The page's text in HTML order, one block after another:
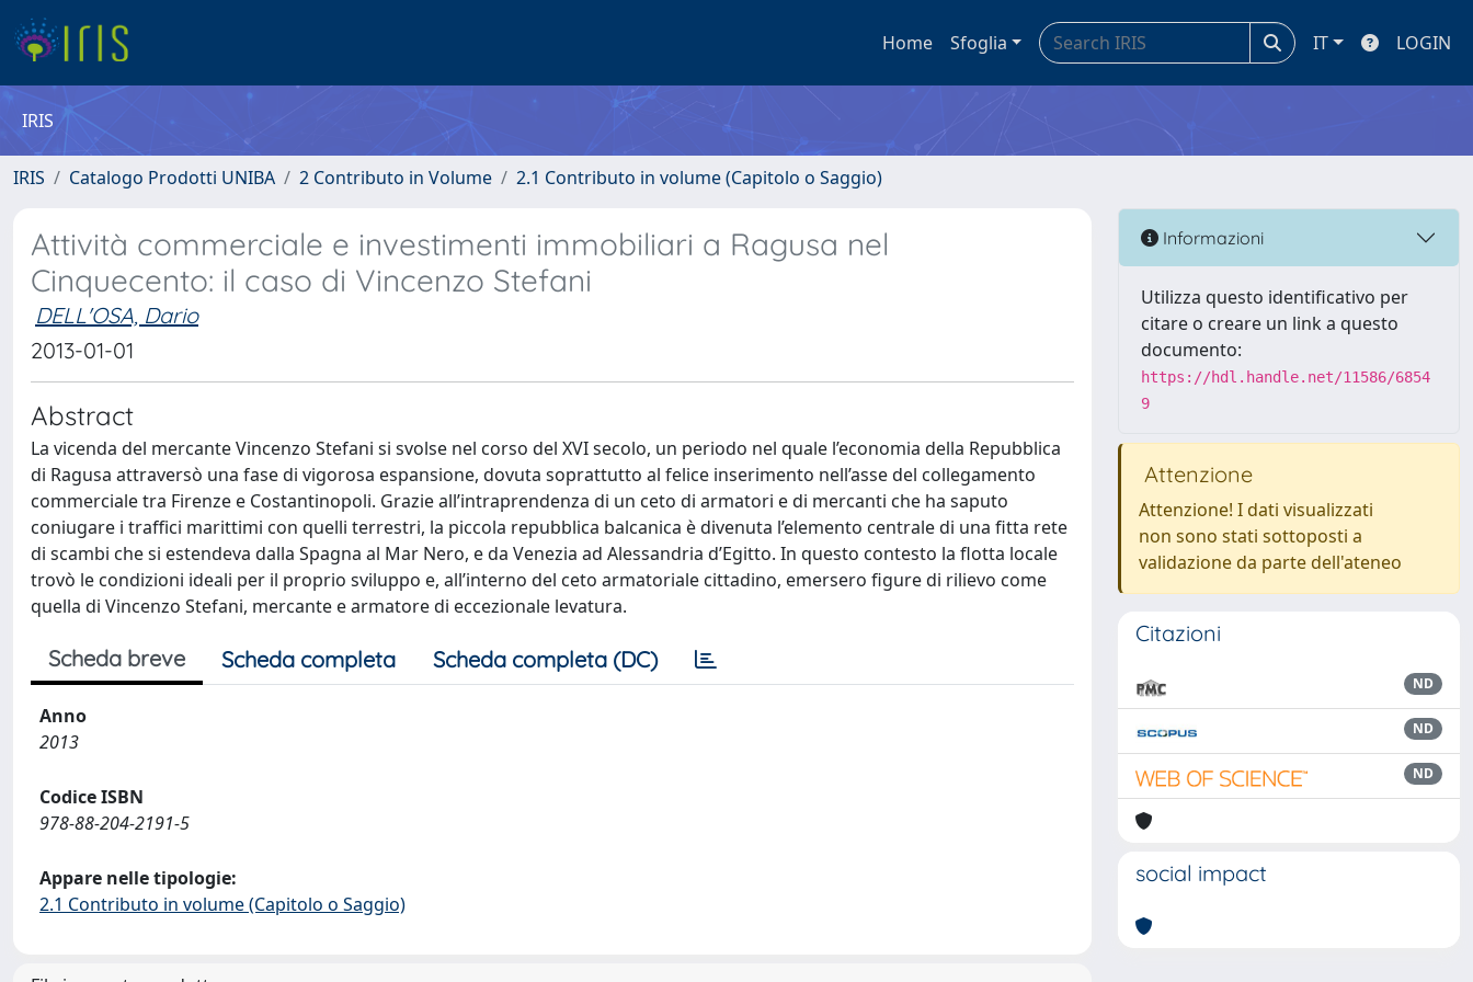
Home Sfoglia IT LOGIN
IRIS
IRIS Catalogo Prodotti UNIBA 2 Contributo in Volume 2.1 Contributo in volume (Capitolo o Saggio)
Attività commerciale e investimenti immobiliari a Ragusa nel
Cinquecento: il caso di Vincenzo Stefani
DELL'OSA, Dario
2013-01-01
Abstract
La vicenda del mercante Vincenzo Stefani si svolse nel corso del XVI secolo, un periodo nel quale l’economia della Repubblica
di Ragusa attraversò una fase di vigorosa espansione, dovuta soprattutto al felice inserimento nell’asse del collegamento
commerciale tra Firenze e Costantinopoli. Grazie all’intraprendenza di un ceto di armatori e di mercanti che ha saputo
coniugare i traffici marittimi con quelli terrestri, la piccola repubblica balcanica è divenuta l’elemento centrale di una fitta rete
di scambi che si estendeva dalla Spagna al Mar Nero, e da Venezia ad Alessandria d’Egitto. In questo contesto la flotta locale
trovò le condizioni ideali per il proprio sviluppo e, all’interno del ceto armatoriale cittadino, emersero figure di rilievo come
quella di Vincenzo Stefani, mercante e armatore di eccezionale levatura.
Scheda breve Scheda completa Scheda completa (DC)
Anno
2013
Codice ISBN
978-88-204-2191-5
Appare nelle tipologie:
2.1 Contributo in volume (Capitolo o Saggio)
Informazioni
Utilizza questo identificativo per
citare o creare un link a questo
documento:
https://hdl.handle.net/11586/6854
9
Attenzione
Attenzione! I dati visualizzati
non sono stati sottoposti a
validazione da parte dell'ateneo
Citazioni
ND
ND
ND
social impact